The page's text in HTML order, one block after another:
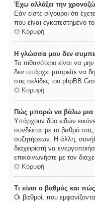
Έχω αλλάξει την
Εάν είστε σίγουροι ότι
που είναι εγκατεστημένο
Κορυφή
Η γλώσσα μου δεν
Το πιθανότερο είναι να
δεν υπάρχει μπορείτε να
στις σελίδες του phpBB
Κορυφή
Πώς μπορώ να βάλω μια
Υπάρχουν δύο ειδών
συνδέεται με το βαθμό
συζητήσεων. Η άλλη,
διαχειριστή να
επικοινωνήστε με τον
Κορυφή
Τι είναι ο βαθμός και
Οι βαθμοί, που